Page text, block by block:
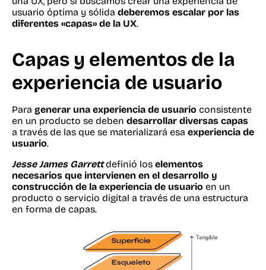
usuario óptima y sólida deberemos escalar por las
diferentes «capas» de la UX.
Capas y elementos de la
experiencia de usuario
Para generar una experiencia de usuario consistente
en un producto se deben desarrollar diversas capas
a través de las que se materializará esa experiencia de
usuario.
Jesse James Garrettdefinió los elementos
necesarios que intervienen en el desarrollo y
construcción de la experiencia de usuario en un
producto o servicio digital a través de una estructura
en forma de capas.